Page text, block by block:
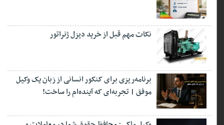
نکات مهم قبل از خرید دیزل ژنراتور
برنامه‌ریزی برای کنکور انسانی از زبان یک وکیل
موفق | تجربه‌ای که آینده‌ام را ساخت!